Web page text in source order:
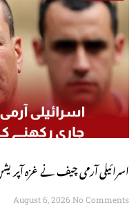
اسرائیلی آرمی چیف نے غزہ
August 6, 2026 No Comments